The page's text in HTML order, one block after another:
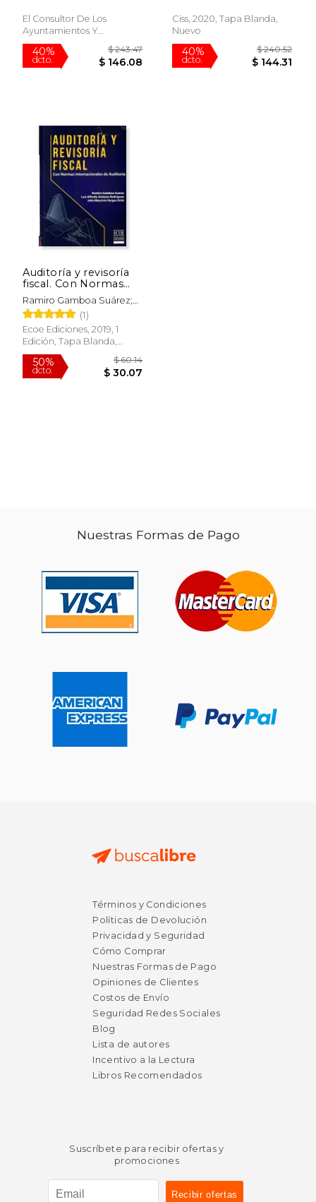
50%
dcto.
Financiero
El Consultor De Los
Ayuntamientos Y
Juzgados, S.A., 2020,
Nuevo
dcto. $ 146.08
Bertr&Aacute;N
Gir&Oacute;N; Francisco
Manuel Mellado
Benavente
Ciss, 2020, Tapa Blanda,
Nuevo
Auditoría y revisoría
fiscal. Con Normas
Internacionales de
Auditoría – 1ra edición
Ramiro Gamboa Suárez;
Luis Alfredo Jiménez; John
Mauricio Vargas
(1)
Ecoe Ediciones, 2019, 1
Edición, Tapa Blanda,
Nuevo
$ 60.14
$ 30.07
Nuestras Formas de Pago
Términos y Condiciones
Políticas de Devolución
Privacidad y Seguridad
Cómo Comprar
Nuestras Formas de Pago
Opiniones de Clientes
Costos de Envío
Seguridad Redes Sociales
Blog
Lista de autores
Incentivo a la Lectura
Libros Recomendados
Suscríbete para recibir ofertas y
promociones